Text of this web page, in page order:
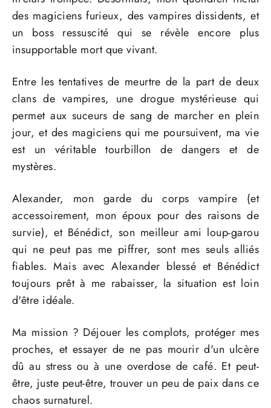
des magiciens furieux, des vampires dissidents, et
un boss ressuscité qui se révèle encore plus
insupportable mort que vivant.
Entre les tentatives de meurtre de la part de deux
clans de vampires, une drogue mystérieuse qui
permet aux suceurs de sang de marcher en plein
jour, et des magiciens qui me poursuivent, ma vie
est un véritable tourbillon de dangers et de
mystères.
Alexander, mon garde du corps vampire (et
accessoirement, mon époux pour des raisons de
survie), et Bénédict, son meilleur ami loup-garou
qui ne peut pas me piffrer, sont mes seuls alliés
fiables. Mais avec Alexander blessé et Bénédict
toujours prêt à me rabaisser, la situation est loin
d'être idéale.
Ma mission ? Déjouer les complots, protéger mes
proches, et essayer de ne pas mourir d'un ulcère
dû au stress ou à une overdose de café. Et peut-
être, juste peut-être, trouver un peu de paix dans ce
chaos surnaturel.